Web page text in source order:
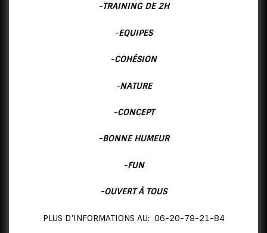
SAISON #3 des BOOTCAMP BY JBM SPORTS « coming
-TRAINING DE 2H
-EQUIPES
-COHÉSION
-NATURE
-CONCEPT
-BONNE HUMEUR
-FUN
-OUVERT À TOUS
PLUS D’INFORMATIONS AU: 06-20-79-21-84